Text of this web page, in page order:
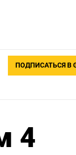
ПОДПИСАТЬСЯ В
4